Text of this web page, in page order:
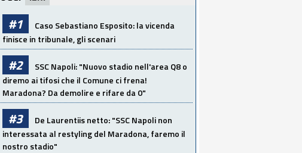
#1
Caso Sebastiano Esposito: la vicenda
finisce in tribunale, gli scenari
#2
SSC Napoli: "Nuovo stadio nell'area Q8 o
diremo ai tifosi che il Comune ci frena!
Maradona? Da demolire e rifare da 0"
#3
De Laurentiis netto: "SSC Napoli non
interessata al restyling del Maradona, faremo il
nostro stadio"